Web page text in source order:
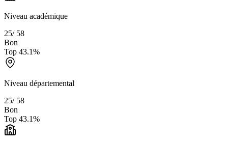
Niveau académique
25/ 58
Bon
Top 43.1%
Niveau départemental
25/ 58
Bon
Top 43.1%